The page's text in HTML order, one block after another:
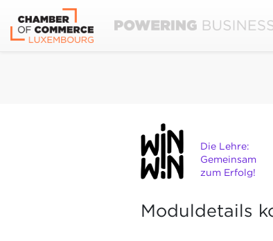
Die Lehre:
Gemeinsam
zum Erfolg!
Moduldetails